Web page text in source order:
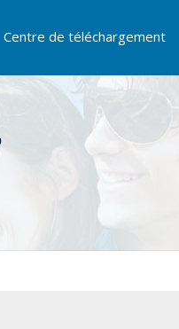
Centre de téléchargement